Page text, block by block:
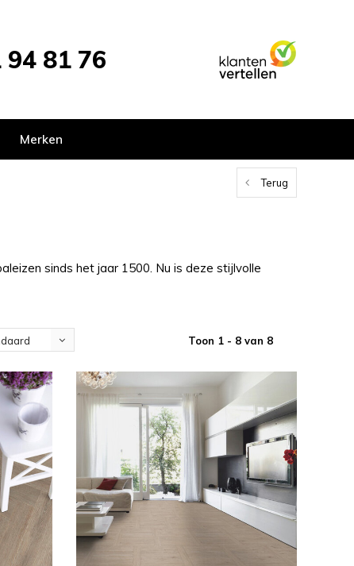
94 81 76
Merken
Terug
sinds het jaar 1500. Nu is deze stijlvolle
Toon 1 - 8 van 8